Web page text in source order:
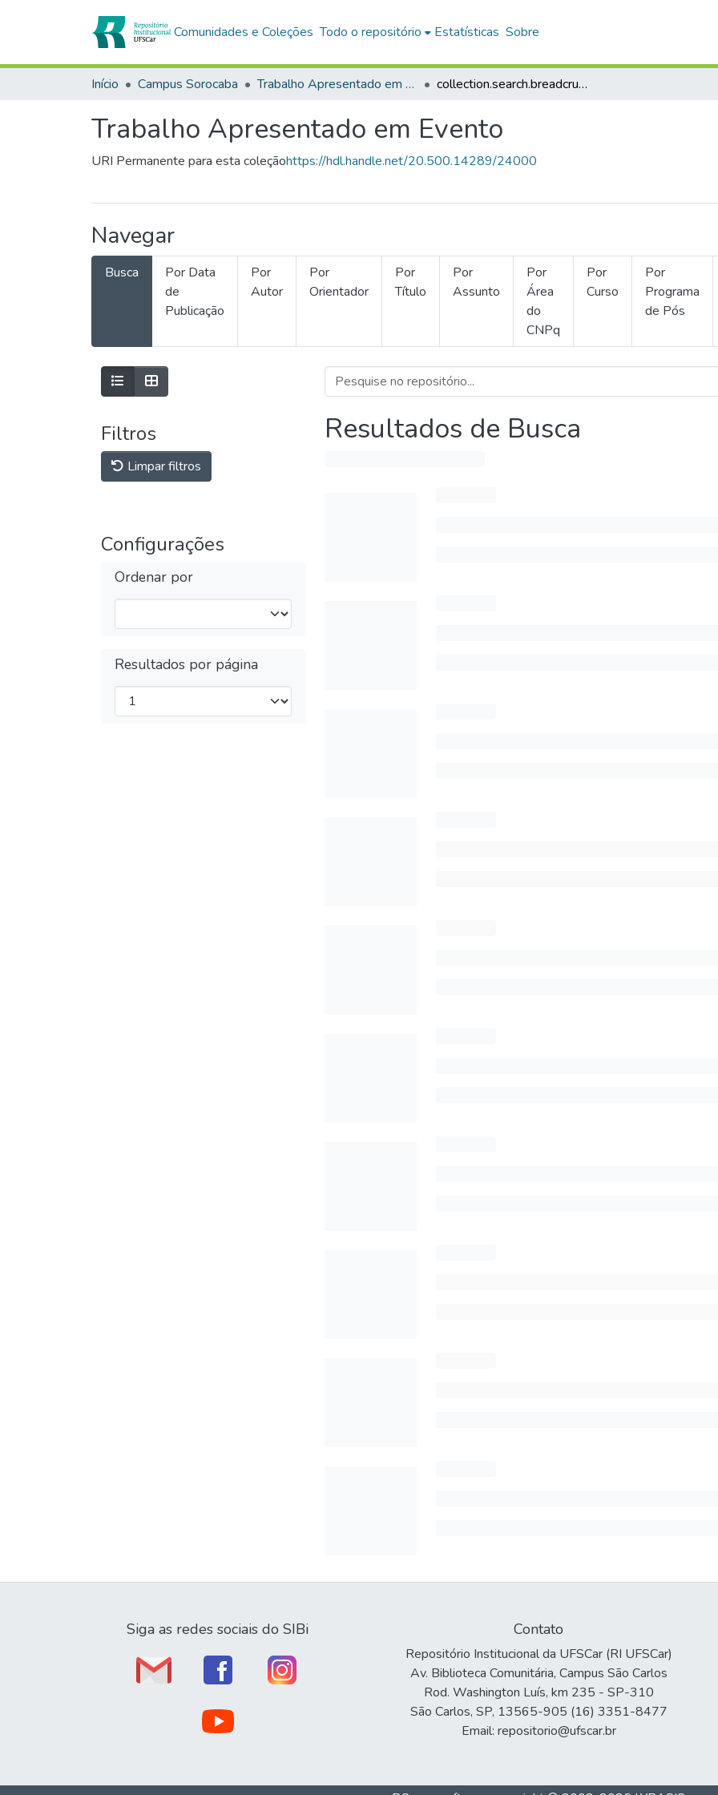
Comunidades e Coleções Todo o repositório Estatísticas Sobre
Início Campus Sorocaba Trabalho Apresentado em Evento collection.search.breadcrumbs
Trabalho Apresentado em Evento
URI Permanente para esta coleçãohttps://hdl.handle.net/20.500.14289/24000
Navegar
Busca
Por Data
de
Publicação
Por
Autor
Por
Orientador
Por
Título
Por
Assunto
Por
Área
do
CNPq
Por
Curso
Por
Programa
de Pós
Filtros
Limpar filtros
Configurações
Ordenar por
Resultados por página
Resultados de Busca
Siga as redes sociais do SIBi Contato
Repositório Institucional da UFSCar (RI UFSCar)
Av. Biblioteca Comunitária, Campus São Carlos
Rod. Washington Luís, km 235 - SP-310
São Carlos, SP, 13565-905 (16) 3351-8477
Email: repositorio@ufscar.br